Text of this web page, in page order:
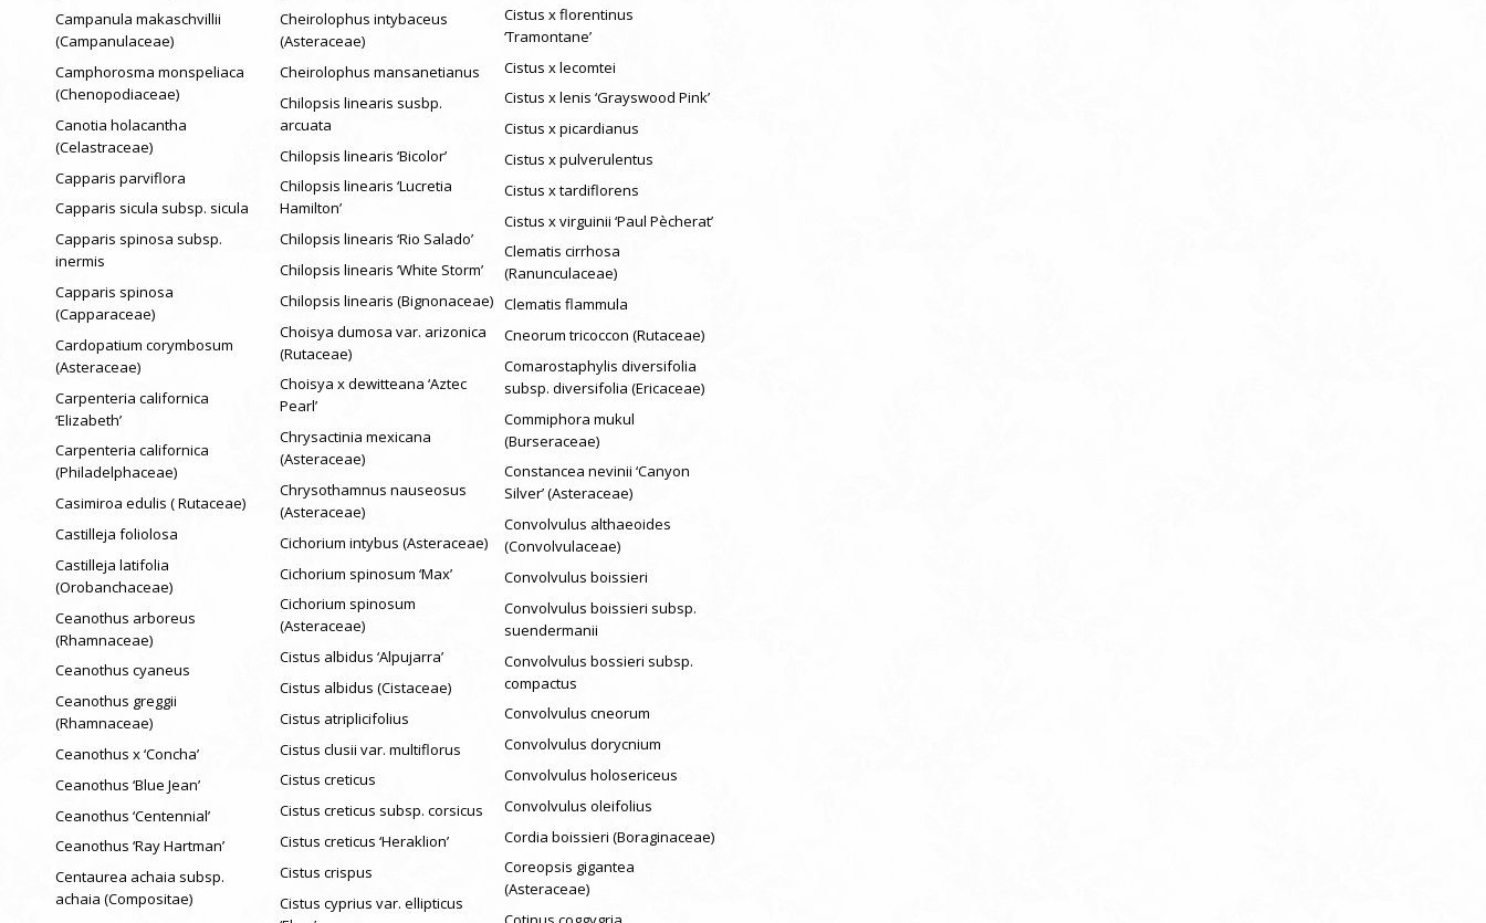
Campanula makaschvillii
(Campanulaceae)
Camphorosma monspeliaca
(Chenopodiaceae)
Canotia holacantha
(Celastraceae)
Capparis parviflora
Capparis sicula subsp. sicula
Capparis spinosa subsp.
inermis
Capparis spinosa
(Capparaceae)
Cardopatium corymbosum
(Asteraceae)
Carpenteria californica
‘Elizabeth’
Carpenteria californica
(Philadelphaceae)
Casimiroa edulis ( Rutaceae)
Castilleja foliolosa
Castilleja latifolia
(Orobanchaceae)
Ceanothus arboreus
(Rhamnaceae)
Ceanothus cyaneus
Ceanothus greggii
(Rhamnaceae)
Ceanothus x ‘Concha’
Ceanothus ‘Blue Jean’
Ceanothus ‘Centennial’
Ceanothus ‘Ray Hartman’
Centaurea achaia subsp.
achaia (Compositae)
Cheirolophus intybaceus
(Asteraceae)
Cheirolophus mansanetianus
Chilopsis linearis susbp.
arcuata
Chilopsis linearis ‘Bicolor’
Chilopsis linearis ‘Lucretia
Hamilton’
Chilopsis linearis ‘Rio Salado’
Chilopsis linearis ‘White Storm’
Chilopsis linearis (Bignonaceae)
Choisya dumosa var. arizonica
(Rutaceae)
Choisya x dewitteana ‘Aztec
Pearl’
Chrysactinia mexicana
(Asteraceae)
Chrysothamnus nauseosus
(Asteraceae)
Cichorium intybus (Asteraceae)
Cichorium spinosum ‘Max’
Cichorium spinosum
(Asteraceae)
Cistus albidus ‘Alpujarra’
Cistus albidus (Cistaceae)
Cistus atriplicifolius
Cistus clusii var. multiflorus
Cistus creticus
Cistus creticus subsp. corsicus
Cistus creticus ‘Heraklion’
Cistus crispus
Cistus cyprius var. ellipticus
Cistus x florentinus
‘Tramontane’
Cistus x lecomtei
Cistus x lenis ‘Grayswood Pink’
Cistus x picardianus
Cistus x pulverulentus
Cistus x tardiflorens
Cistus x virguinii ‘Paul Pècherat’
Clematis cirrhosa
(Ranunculaceae)
Clematis flammula
Cneorum tricoccon (Rutaceae)
Comarostaphylis diversifolia
subsp. diversifolia (Ericaceae)
Commiphora mukul
(Burseraceae)
Constancea nevinii ‘Canyon
Silver’ (Asteraceae)
Convolvulus althaeoides
(Convolvulaceae)
Convolvulus boissieri
Convolvulus boissieri subsp.
suendermanii
Convolvulus bossieri subsp.
compactus
Convolvulus cneorum
Convolvulus dorycnium
Convolvulus holosericeus
Convolvulus oleifolius
Cordia boissieri (Boraginaceae)
Coreopsis gigantea
(Asteraceae)